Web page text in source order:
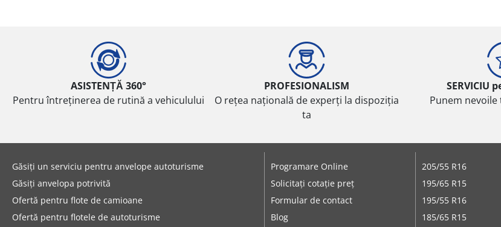
ASISTENȚĂ 360°
Pentru întreținerea de rutină a vehiculului
PROFESIONALISM
O rețea națională de experți la dispoziția
ta
SERVICIU
Punem
Găsiți un serviciu pentru anvelope autoturisme
Găsiți anvelopa potrivită
Ofertă pentru flote de camioane
Ofertă pentru flotele de autoturisme
Programare Online
Solicitați cotație preț
Formular de contact
Blog
205/55 R16
195/65 R15
195/55 R16
185/65 R15